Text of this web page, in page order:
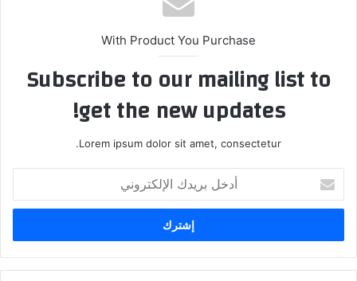
With Product You Purchase
Subscribe to our mailing list to
get the new updates!
Lorem ipsum dolor sit amet, consectetur.
بريدك
الإلكتروني